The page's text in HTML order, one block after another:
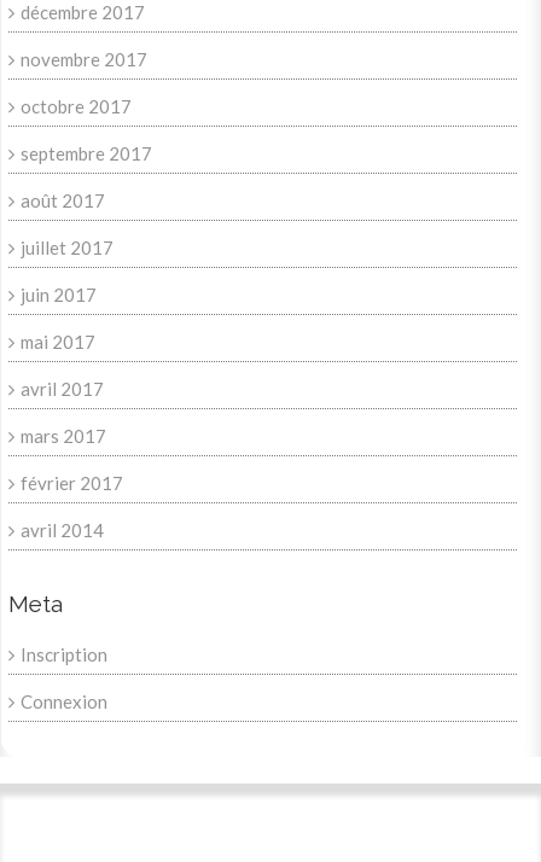
décembre 2017
novembre 2017
octobre 2017
septembre 2017
août 2017
juillet 2017
juin 2017
mai 2017
avril 2017
mars 2017
février 2017
avril 2014
Meta
Inscription
Connexion